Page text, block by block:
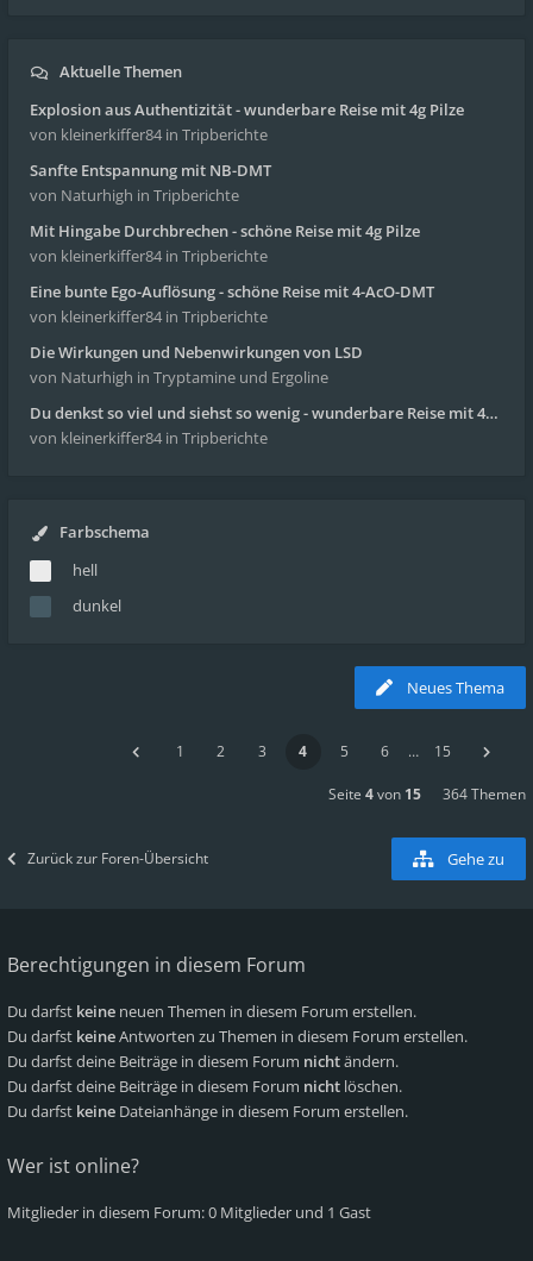
Aktuelle Themen
Explosion aus Authentizität - wunderbare Reise mit 4g Pilze
von kleinerkiffer84 in Tripberichte
Sanfte Entspannung mit NB-DMT
von Naturhigh in Tripberichte
Mit Hingabe Durchbrechen - schöne Reise mit 4g Pilze
von kleinerkiffer84 in Tripberichte
Eine bunte Ego-Auflösung - schöne Reise mit 4-AcO-DMT
von kleinerkiffer84 in Tripberichte
Die Wirkungen und Nebenwirkungen von LSD
von Naturhigh in Tryptamine und Ergoline
Du denkst so viel und siehst so wenig - wunderbare Reise mit 4g Pilze
von kleinerkiffer84 in Tripberichte
Farbschema
hell
dunkel
Neues Thema
1 2 3 4 5 6 … 15
Seite 4von 15 364 Themen
Zurück zur Foren-Übersicht Gehe zu
Berechtigungen in diesem Forum
Du darfst keine neuen Themen in diesem Forum erstellen.
Du darfst keineAntworten zu Themen in diesem Forum erstellen.
Du darfst deine Beiträge in diesem Forum nichtändern.
Du darfst deine Beiträge in diesem Forum nicht löschen.
Du darfst keine Dateianhänge in diesem Forum erstellen.
Wer ist online?
Mitglieder in diesem Forum: 0 Mitglieder und 1 Gast